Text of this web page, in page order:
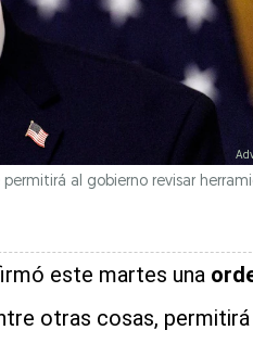
al gobierno revisar
este martes una
otras cosas, permitirá